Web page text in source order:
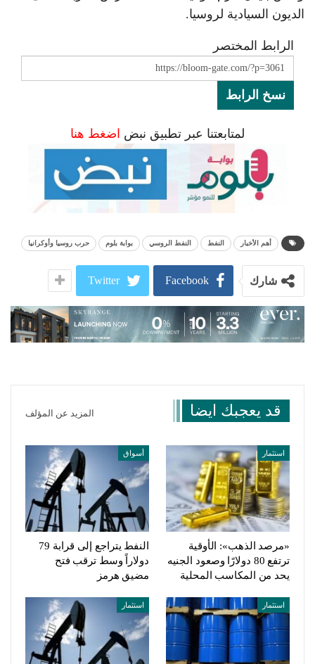
الديون السيادية لروسيا.
الرابط المختصر
نسخ الرابط
لمتابعتنا عبر تطبيق نبض اضغط هنا
أهم الأخبار النفط النفط الروسي بوابة بلوم حرب روسيا وأوكرانيا
شارك Facebook
Twitter
قد يعجبك ايضا المزيد عن المؤلف
استثمار
«مرصد الذهب»: الأوقية
ترتفع 80 دولارًا وصعود الجنيه
يحد من المكاسب المحلية
أسواق
النفط يتراجع إلى قرابة 79
دولاراً وسط ترقب فتح
مضيق هرمز
استثمار استثمار